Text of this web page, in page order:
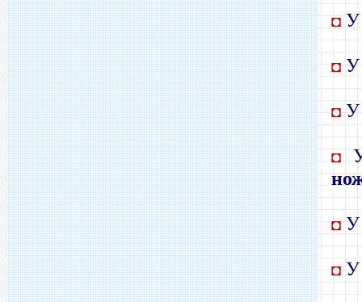
◘ У
◘ У
◘ У
◘
◘ У
◘ У